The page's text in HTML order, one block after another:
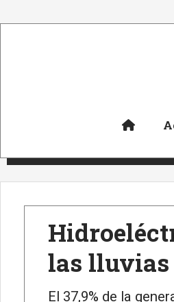
las lluvias
El 37,9% de la